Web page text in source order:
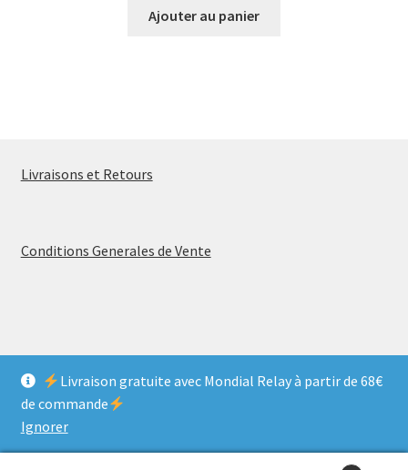
Livraison gratuite avec Mondial Relay à partir de 68€
de commande
Ignorer
Ajouter au panier
Livraisons et Retours
Conditions Generales de Vente
Politique de confidentialité
Construit avec Storefront &
WooCommerce.